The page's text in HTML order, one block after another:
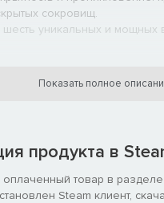
сокровищ.
шесть уникальных и мощных
из твоего же тела.
Показать полное
продукта в
оплаченный товар в разделе
Steam клиент,